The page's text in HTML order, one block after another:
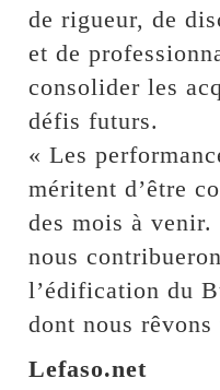
de rigueur, de
et de
consolider les
défis futurs.
« Les
méritent d’être
des mois à venir.
nous
l’édification du
dont nous
Lefaso.net